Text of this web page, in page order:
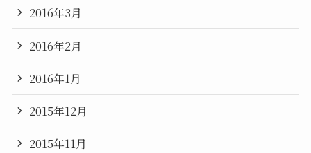
2016年3月
2016年2月
2016年1月
2015年12月
2015年11月